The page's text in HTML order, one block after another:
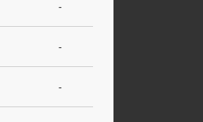
-
-
-